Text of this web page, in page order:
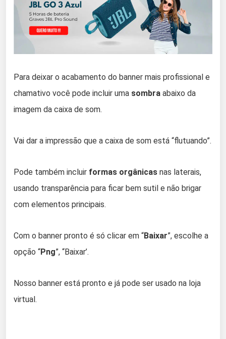
Para deixar o acabamento do banner mais profissional e
chamativo você pode incluir uma sombra abaixo da
imagem da caixa de som.
Vai dar a impressão que a caixa de som está “flutuando”.
Pode também incluir formas orgânicas nas laterais,
usando transparência para ficar bem sutil e não brigar
com elementos principais.
Com o banner pronto é só clicar em “Baixar”, escolhe a
opção “Png”, “Baixar’.
Nosso banner está pronto e já pode ser usado na loja
virtual.